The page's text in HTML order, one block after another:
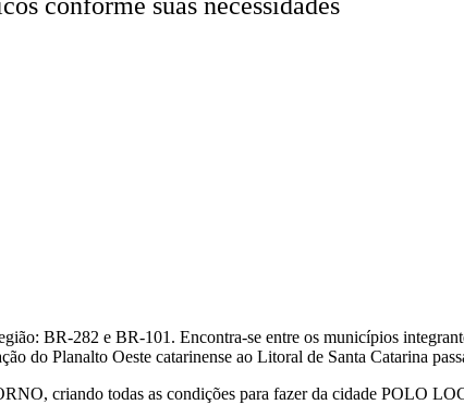
conforme suas necessidades
BR-282 e BR-101. Encontra-se entre os municípios
do Planalto Oeste catarinense ao Litoral de Santa Catarina
criando todas as condições para fazer da cidade POLO